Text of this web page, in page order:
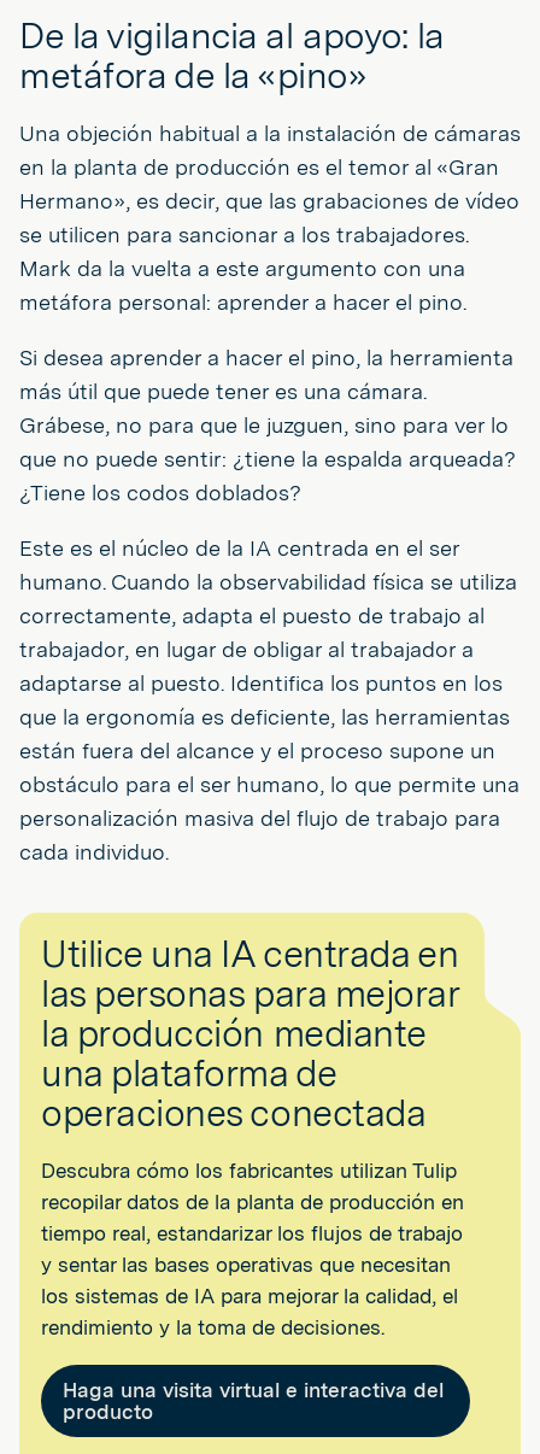
De la vigilancia al apoyo: la
metáfora de la «pino»
Una objeción habitual a la instalación de cámaras
en la planta de producción es el temor al «Gran
Hermano», es decir, que las grabaciones de vídeo
se utilicen para sancionar a los trabajadores.
Mark da la vuelta a este argumento con una
metáfora personal: aprender a hacer el pino.
Si desea aprender a hacer el pino, la herramienta
más útil que puede tener es una cámara.
Grábese, no para que le juzguen, sino para ver lo
que no puede sentir: ¿tiene la espalda arqueada?
¿Tiene los codos doblados?
Este es el núcleo de la IA centrada en el ser
humano. Cuando la observabilidad física se utiliza
correctamente, adapta el puesto de trabajo al
trabajador, en lugar de obligar al trabajador a
adaptarse al puesto. Identifica los puntos en los
que la ergonomía es deficiente, las herramientas
están fuera del alcance y el proceso supone un
obstáculo para el ser humano, lo que permite una
personalización masiva del flujo de trabajo para
cada individuo.
Utilice una IA centrada en
las personas para mejorar
la producción mediante
una plataforma de
operaciones conectada
Descubra cómo los fabricantes utilizan Tulip
recopilar datos de la planta de producción en
tiempo real, estandarizar los flujos de trabajo
y sentar las bases operativas que necesitan
los sistemas de IA para mejorar la calidad, el
rendimiento y la toma de decisiones.
Haga una visita virtual e interactiva del
producto